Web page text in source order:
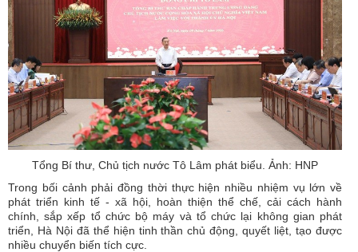
Tổng Bí thư, Chủ tịch nước Tô Lâm phát biểu. Ảnh: HNP
Trong bối cảnh phải đồng thời thực hiện nhiều nhiệm vụ lớn về
phát triển kinh tế - xã hội, hoàn thiện thể chế, cải cách hành
chính, sắp xếp tổ chức bộ máy và tổ chức lại không gian phát
triển, Hà Nội đã thể hiện tinh thần chủ động, quyết liệt, tạo được
nhiều chuyển biến tích cực.